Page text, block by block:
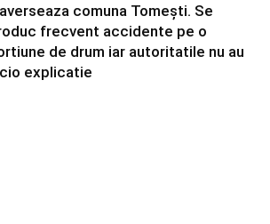
comuna Tomești. Se
frecvent accidente pe o
de drum iar autoritatile nu au
explicatie